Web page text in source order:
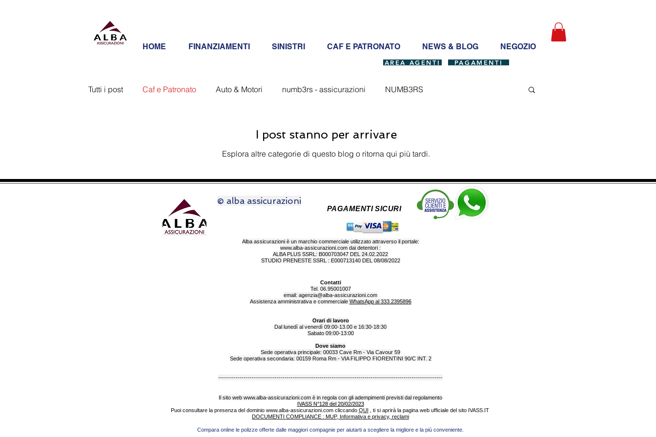
HOME FINANZIAMENTI SINISTRI CAF E PATRONATO NEWS & BLOG NEGOZIO
AREA AGENTI PAGAMENTI
Tutti i post Caf e Patronato Auto & Motori numb3rs - assicurazioni NUMB3RS
I post stanno per arrivare
Esplora altre categorie di questo blog o ritorna qui più tardi.
© alba assicurazioni
PAGAMENTI SICURI
Alba assicurazioni è un marchio commerciale utilizzato attraverso il portale:
www.alba-assicurazioni.com dai detentori :
ALBA PLUS SSRL: B000703047 DEL 24.02.2022
STUDIO PRENESTE SSRL : E000713140 DEL 08/08/2022
Contatti
Tel. 06.95001007
email: agenzia@alba-assicurazioni.com
Assistenza amministrativa e commerciale WhatsApp al 333.2395896
Orari di lavoro
Dal lunedì al venerdì 09:00-13.00 e 16:30-18:30
Sabato 09:00-13:00
Dove siamo
Sede operativa principale: 00033 Cave Rm - Via Cavour 59
Sede operativa secondaria: 00159 Roma Rm - VIA FILIPPO FIORENTINI 90/C INT. 2
-------------------------------------------------------------------------------------------------------------------
Il sito web www.alba-assicurazioni.com è in regola con gli adempimenti previsti dal regolamento
IVASS N°128 del 20/02/2023
Puoi consultare la presenza del dominio www.alba-assicurazioni.comcliccando QUI , ti si aprirà la pagina web ufficiale del sito IVASS.IT
DOCUMENTI COMPLIANCE : MUP, Informativa e privacy, reclami
Compara online le polizze offerte dalle maggiori compagnie per aiutarti a scegliere la migliore e la più conveniente.